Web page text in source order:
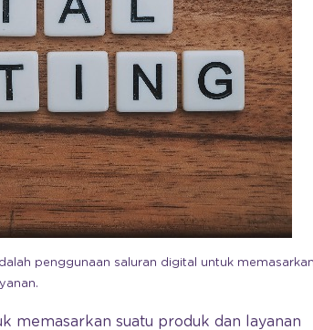
penggunaan saluran digital untuk memasarkan
memasarkan suatu produk dan layanan